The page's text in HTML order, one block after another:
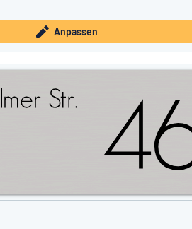
Anpassen